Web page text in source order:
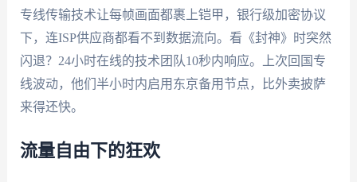
专线传输技术让每帧画面都裹上铠甲，银行级加密协议
下，连ISP供应商都看不到数据流向。看《封神》时突然
闪退？24小时在线的技术团队10秒内响应。上次回国专
线波动，他们半小时内启用东京备用节点，比外卖披萨
来得还快。
流量自由下的狂欢